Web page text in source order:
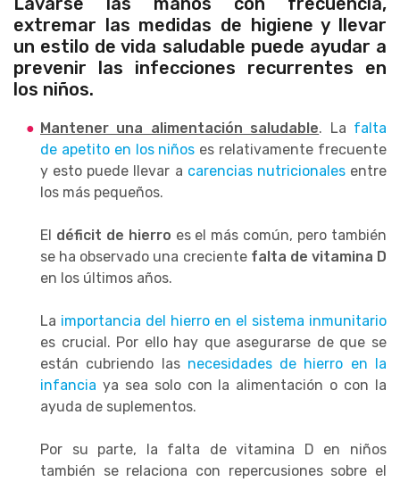
extremar las medidas de higiene y llevar
un estilo de vida saludable puede ayudar a
prevenir las infecciones recurrentes en
los niños.
Mantener una alimentación saludable. La falta
de apetito en los niños es relativamente frecuente
y esto puede llevar a carencias nutricionalesentre
los más pequeños.
El déficit de hierro es el más común, pero también
se ha observado una creciente falta de vitamina D
en los últimos años.
La importancia del hierro en el sistema inmunitario
es crucial. Por ello hay que asegurarse de que se
están cubriendo las necesidades de hierro en la
infancia ya sea solo con la alimentación o con la
ayuda de suplementos.
Por su parte, la falta de vitamina D en niños
también se relaciona con repercusiones sobre el